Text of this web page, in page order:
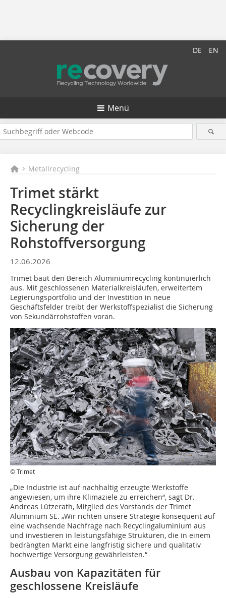
DE EN
Menü
Metallrecycling
Trimet stärkt
Recyclingkreisläufe zur
Sicherung der
Rohstoffversorgung
12.06.2026
Trimet baut den Bereich Aluminiumrecycling kontinuierlich
aus. Mit geschlossenen Materialkreisläufen, erweitertem
Legierungsportfolio und der Investition in neue
Geschäftsfelder treibt der Werkstoffspezialist die Sicherung
von Sekundärrohstoffen voran.
© Trimet
„Die Industrie ist auf nachhaltig erzeugte Werkstoffe
angewiesen, um ihre Klimaziele zu erreichen“, sagt Dr.
Andreas Lützerath, Mitglied des Vorstands der Trimet
Aluminium SE. „Wir richten unsere Strategie konsequent auf
eine wachsende Nachfrage nach Recyclingaluminium aus
und investieren in leistungsfähige Strukturen, die in einem
bedrängten Markt eine langfristig sichere und qualitativ
hochwertige Versorgung gewährleisten.“
Ausbau von Kapazitäten für
geschlossene Kreisläufe